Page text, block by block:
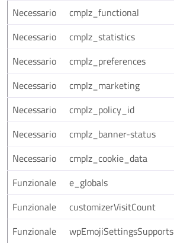
Necessario cmplz_functional
Necessario
cmplz_statistics
Necessario
cmplz_preferences
Necessario
cmplz_marketing
Necessario
cmplz_policy_id
Necessario
cmplz_banner-status
Necessario
cmplz_cookie_data
Funzionale
e_globals
Funzionale
customizerVisitCount
Funzionale
wpEmojiSettingsSupports